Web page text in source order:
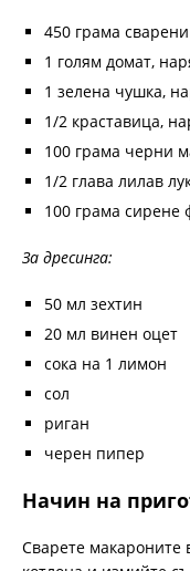
450 грама
1 голям домат,
1 зелена чушка,
1/2 краставица,
100 грама черни
1/2 глава лилав
100 грама сирене
За дресинга:
50 мл зехтин
20 мл винен оцет
сока на 1 лимон
сол
риган
черен пипер
Начин на
Сварете макароните